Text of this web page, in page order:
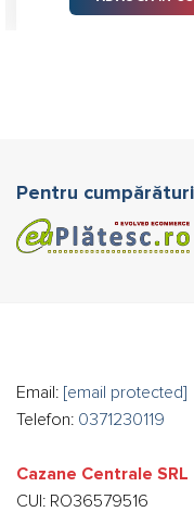
Pentru
Email: [email protected]
Telefon: 0371230119
Cazane Centrale SRL
CUI: RO36579516